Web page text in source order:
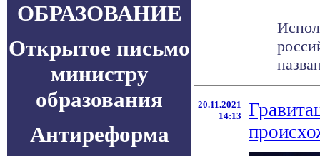
ОБРАЗОВАНИЕ
Открытое письмо
министру
образования
Антиреформа
20.11.2021
14:13